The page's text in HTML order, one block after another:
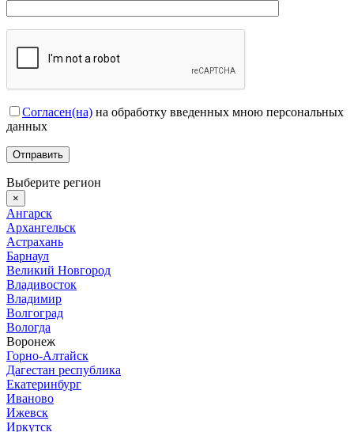
Согласен(на) на обработку введенных мною персональных
данных
Выберите регион
×
Ангарск
Архангельск
Астрахань
Барнаул
Великий Новгород
Владивосток
Владимир
Волгоград
Вологда
Воронеж
Горно-Алтайск
Дагестан республика
Екатеринбург
Иваново
Ижевск
Иркутск